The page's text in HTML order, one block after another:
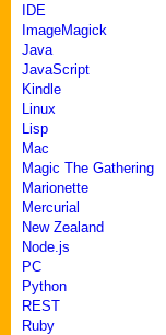
IDE
ImageMagick
Java
JavaScript
Kindle
Linux
Lisp
Mac
Magic The Gathering
Marionette
Mercurial
New Zealand
Node.js
PC
Python
REST
Ruby